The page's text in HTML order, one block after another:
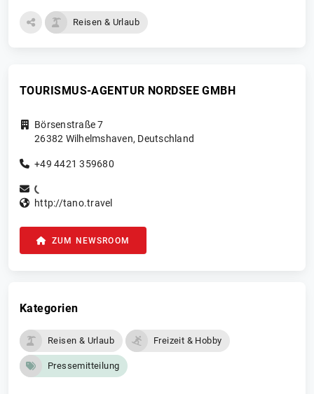
Reisen & Urlaub
TOURISMUS-AGENTUR NORDSEE GMBH
Börsenstraße 7
26382 Wilhelmshaven, Deutschland
+49 4421 359680
http://tano.travel
ZUM NEWSROOM
Kategorien
Reisen & Urlaub Freizeit & Hobby
Pressemitteilung